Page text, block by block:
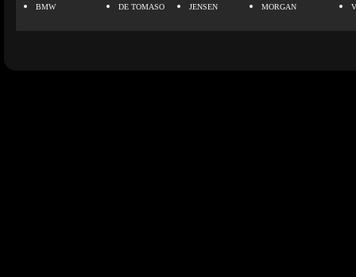
BMW
DE TOMASO
JENSEN
MORGAN